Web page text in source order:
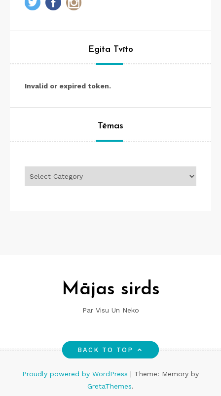
Egita Tvīto
Invalid or expired token.
Tēmas
Mājas sirds
Par Visu Un Neko
BACK TO TOP
Proudly powered by WordPress | Theme: Memory by
GretaThemes.